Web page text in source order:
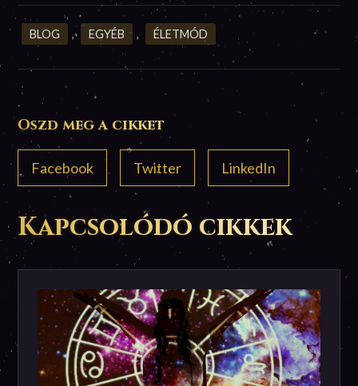
BLOG , EGYÉB , ÉLETMÓD
Oszd meg a cikket
Facebook Twitter LinkedIn
Kapcsolódó cikkek